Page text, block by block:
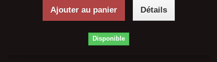
Ajouter au panier Détails
Disponible